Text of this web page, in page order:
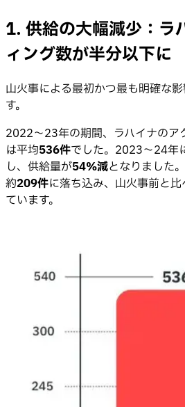
1. 供給の大幅減少：ラ
ィング数が半分以下に
山火事による最初かつ最も明確な影
す。
2022〜23年の期間、ラハイナのア
は平均536件でした。2023〜24年
し、供給量が54%減となりました
約209件に落ち込み、山火事前と比
ています。